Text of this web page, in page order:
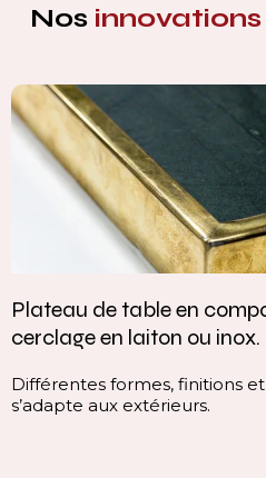
Nos innovations
Plateau de table en
cerclage en laiton ou inox.
Différentes formes, finitions
s’adapte aux extérieurs.